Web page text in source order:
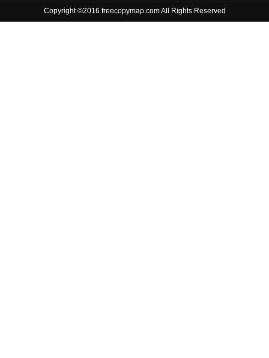
Copyright ©2016 freecopymap.com All Rights Reserved